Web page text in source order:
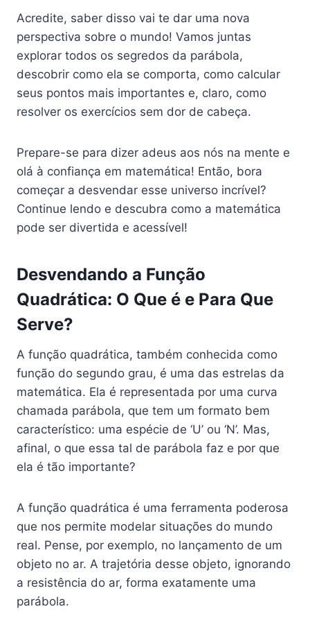
Acredite, saber disso vai te dar uma nova
perspectiva sobre o mundo! Vamos juntas
explorar todos os segredos da parábola,
descobrir como ela se comporta, como calcular
seus pontos mais importantes e, claro, como
resolver os exercícios sem dor de cabeça.
Prepare-se para dizer adeus aos nós na mente e
olá à confiança em matemática! Então, bora
começar a desvendar esse universo incrível?
Continue lendo e descubra como a matemática
pode ser divertida e acessível!
Desvendando a Função
Quadrática: O Que é e Para Que
Serve?
A função quadrática, também conhecida como
função do segundo grau, é uma das estrelas da
matemática. Ela é representada por uma curva
chamada parábola, que tem um formato bem
característico: uma espécie de ‘U’ ou ‘N’. Mas,
afinal, o que essa tal de parábola faz e por que
ela é tão importante?
A função quadrática é uma ferramenta poderosa
que nos permite modelar situações do mundo
real. Pense, por exemplo, no lançamento de um
objeto no ar. A trajetória desse objeto, ignorando
a resistência do ar, forma exatamente uma
parábola.